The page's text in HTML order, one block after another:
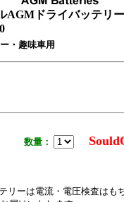
AGMドライバッテリー
・趣味車用
数量：
リーは電流・電圧検査はも